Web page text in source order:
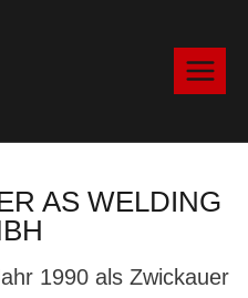
AS WELDING
1990 als Zwickauer